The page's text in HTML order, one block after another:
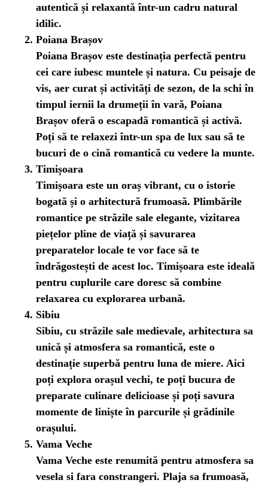
autentică și relaxantă într-un cadru natural
idilic.
Poiana Brașov
Poiana Brașov este destinația perfectă pentru
cei care iubesc muntele și natura. Cu peisaje de
vis, aer curat și activități de sezon, de la schi în
timpul iernii la drumeții în vară, Poiana
Brașov oferă o escapadă romantică și activă.
Poți să te relaxezi într-un spa de lux sau să te
bucuri de o cină romantică cu vedere la munte.
Timișoara
Timișoara este un oraș vibrant, cu o istorie
bogată și o arhitectură frumoasă. Plimbările
romantice pe străzile sale elegante, vizitarea
piețelor pline de viață și savurarea
preparatelor locale te vor face să te
îndrăgostești de acest loc. Timișoara este ideală
pentru cuplurile care doresc să combine
relaxarea cu explorarea urbană.
Sibiu
Sibiu, cu străzile sale medievale, arhitectura sa
unică și atmosfera sa romantică, este o
destinație superbă pentru luna de miere. Aici
poți explora orașul vechi, te poți bucura de
preparate culinare delicioase și poți savura
momente de liniște în parcurile și grădinile
orașului.
Vama Veche
Vama Veche este renumită pentru atmosfera sa
vesela si fara constrangeri. Plaja sa frumoasă,